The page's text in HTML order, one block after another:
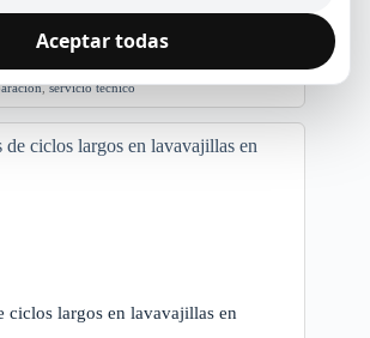
indica problemas. Conozca sus causas y
,servicio técnico
ciclos largos en lavavajillas en
Aceptar todas